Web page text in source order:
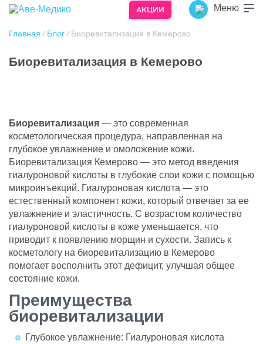
АКЦИИ Меню
Главная / Блог / Биоревитализация в Кемерово
Биоревитализация в Кемерово
Биоревитализация — это современная
косметологическая процедура, направленная на
глубокое увлажнение и омоложение кожи.
Биоревитализация Кемерово — это метод введения
гиалуроновой кислоты в глубокие слои кожи с помощью
микроинъекций. Гиалуроновая кислота — это
естественный компонент кожи, который отвечает за ее
увлажнение и эластичность. С возрастом количество
гиалуроновой кислоты в коже уменьшается, что
приводит к появлению морщин и сухости. Запись к
косметологу на биоревитализацию в Кемерово
помогает восполнить этот дефицит, улучшая общее
состояние кожи.
Преимущества
биоревитализации
Глубокое увлажнение: Гиалуроновая кислота
Подарочный сертификат врачебной
косметологии «Аве-Медико» станет для них
приятным и полезным подарком.
Обладатель сертификата может получить
любую услугу, предоставляемую
косметологией «Аве-Медико», в полном
объеме номинала сертификата.
Если сумма оплачиваемых услуг превысит
номинал сертификата, разницу можно
доплатить наличными или банковской
картой.
момента покупки.
Номинал сертификата
расходуется единовременно.